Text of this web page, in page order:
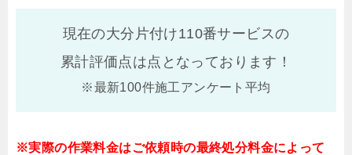
現在の大分片付け110番サービスの
累計評価点は点となっております！
※最新100件施工アンケート平均
※実際の作業料金はご依頼時の最終処分料金によって